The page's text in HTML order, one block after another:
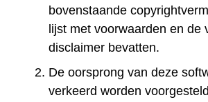
bovenstaande
lijst met voorwaarden en de
disclaimer bevatten.
De oorsprong van deze
verkeerd worden